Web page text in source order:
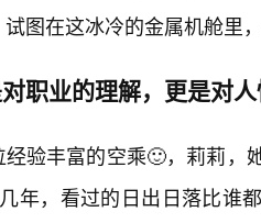
图在这冰冷的金属机舱里
职业的理解，更是对人
经验丰富的空乘🙂，莉莉，
几年，看过的日出日落比谁